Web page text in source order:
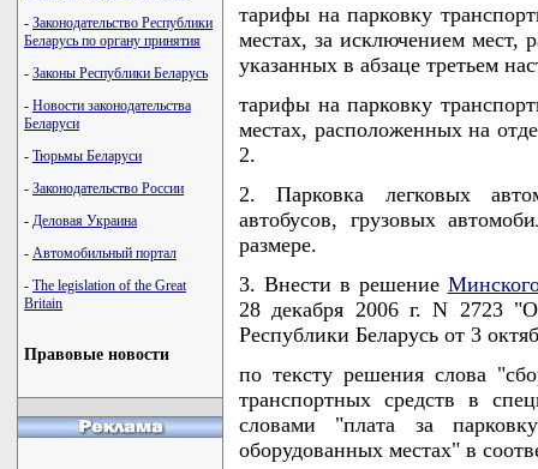
- Законодательство Республики
Беларусь по органу принятия
- Законы Республики Беларусь
- Новости законодательства
Беларуси
- Тюрьмы Беларуси
- Законодательство России
- Деловая Украина
- Автомобильный портал
- The legislation of the Great
Britain
Правовые новости
тарифы на парковку
местах, за исключением мест,
указанных в абзаце третьем
тарифы на парковку
местах, расположенных на
2.
2. Парковка легковых
автобусов, грузовых
размере.
3. Внести в решение
28 декабря 2006 г. N 2723
Республики Беларусь от 3
по тексту решения слова
транспортных средств в
словами "плата за
оборудованных местах" в